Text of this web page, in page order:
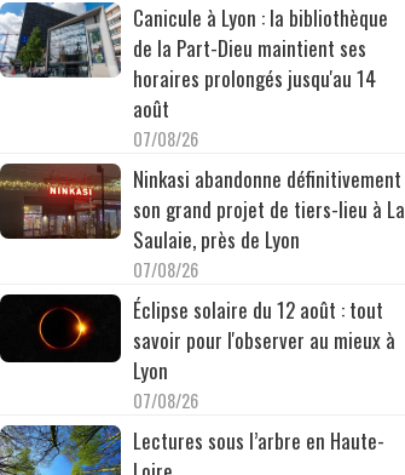
Canicule à Lyon : la bibliothèque
de la Part-Dieu maintient ses
horaires prolongés jusqu'au 14
août
07/08/26
Ninkasi abandonne définitivement
son grand projet de tiers-lieu à La
Saulaie, près de Lyon
07/08/26
Éclipse solaire du 12 août : tout
savoir pour l'observer au mieux à
Lyon
07/08/26
Lectures sous l’arbre en Haute-